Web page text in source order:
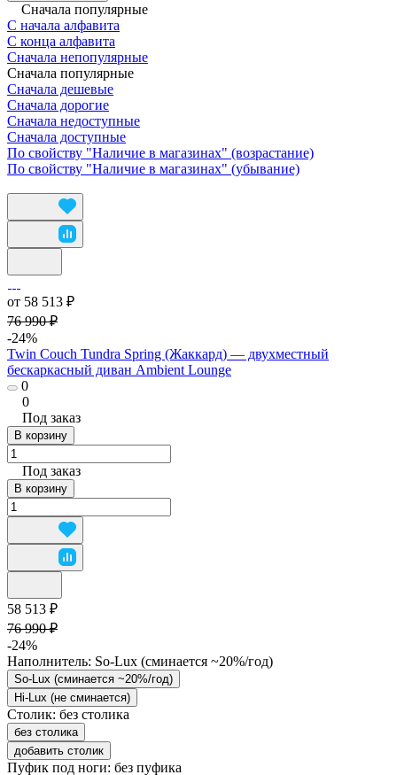
Сначала популярные
С начала алфавита
С конца алфавита
Сначала непопулярные
Сначала популярные
Сначала дешевые
Сначала дорогие
Сначала недоступные
Сначала доступные
По свойству "Наличие в магазинах" (возрастание)
По свойству "Наличие в магазинах" (убывание)
от 58 513 ₽
76 990 ₽
-24%
Twin Couch Tundra Spring (Жаккард) — двухместный
бескаркасный диван Ambient Lounge
0
0
Под заказ
В корзину
Под заказ
В корзину
58 513 ₽
76 990 ₽
-24%
Наполнитель: So-Lux (cминается ~20%/год)
So-Lux (cминается ~20%/год)
Hi-Lux (не сминается)
Столик: без столика
без столика
добавить столик
Пуфик под ноги: без пуфика